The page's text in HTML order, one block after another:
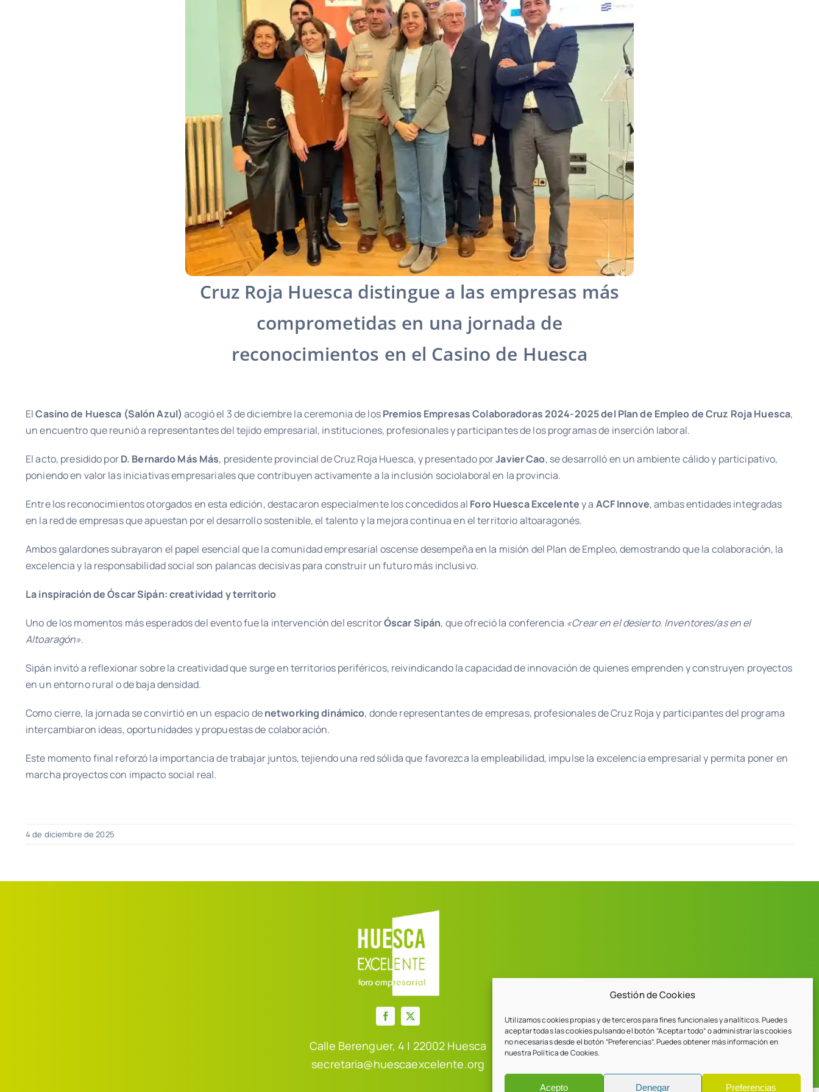
Gestión de Cookies
Utilizamos cookies propias y de terceros para fines funcionales y analíticos. Puedes
aceptar todas las cookies pulsando el botón “Aceptar todo” o administrar las cookies
no necesarias desde el botón “Preferencias”. Puedes obtener más información en
nuestra Política de Cookies.
Acepto Denegar Preferencias
Cruz Roja Huesca distingue a las empresas más
comprometidas en una jornada de
reconocimientos en el Casino de Huesca
ElCasino de Huesca (Salón Azul) acogió el 3 de diciembre la ceremonia de losPremios Empresas Colaboradoras 2024-2025 del Plan de Empleo de Cruz Roja Huesca,
un encuentro que reunió a representantes del tejido empresarial, instituciones, profesionales y participantes de los programas de inserción laboral.
El acto, presidido porD. Bernardo Más Más, presidente provincial de Cruz Roja Huesca, y presentado porJavier Cao, se desarrolló en un ambiente cálido y participativo,
poniendo en valor las iniciativas empresariales que contribuyen activamente a la inclusión sociolaboral en la provincia.
Entre los reconocimientos otorgados en esta edición, destacaron especialmente los concedidos al Foro Huesca Excelentey a ACF Innove, ambas entidades integradas
en la red de empresas que apuestan por el desarrollo sostenible, el talento y la mejora continua en el territorio altoaragonés.
Ambos galardones subrayaron el papel esencial que la comunidad empresarial oscense desempeña en la misión del Plan de Empleo, demostrando que la colaboración, la
excelencia y la responsabilidad social son palancas decisivas para construir un futuro más inclusivo.
La inspiración de Óscar Sipán: creatividad y territorio
Uno de los momentos más esperados del evento fue la intervención del escritorÓscar Sipán, que ofreció la conferencia «Crear en el desierto. Inventores/as en el
Altoaragón».
Sipán invitó a reflexionar sobre la creatividad que surge en territorios periféricos, reivindicando la capacidad de innovación de quienes emprenden y construyen proyectos
en un entorno rural o de baja densidad.
Como cierre, la jornada se convirtió en un espacio denetworking dinámico, donde representantes de empresas, profesionales de Cruz Roja y participantes del programa
intercambiaron ideas, oportunidades y propuestas de colaboración.
Este momento final reforzó la importancia de trabajar juntos, tejiendo una red sólida que favorezca la empleabilidad, impulse la excelencia empresarial y permita poner en
marcha proyectos con impacto social real.
4 de diciembre de 2025
Calle Berenguer, 4 | 22002 Huesca
secretaria@huescaexcelente.org